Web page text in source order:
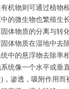
机物则可通过植物
的微生物也繁殖生
体物质的分离与转
体物质在湿地中去
中的悬浮物去除率
统像一个水平或垂
，渗透，吸附作用而